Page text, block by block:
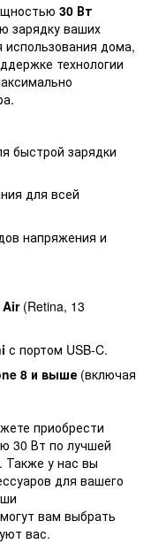
30 Вт
зарядку ваших
дома,
технологии
быстрой зарядки
для всей
напряжения и
(Retina, 13
с портом USB-C.
8 и выше (включая
приобрести
30 Вт по лучшей
Также у нас вы
для вашего
вам выбрать
вас.